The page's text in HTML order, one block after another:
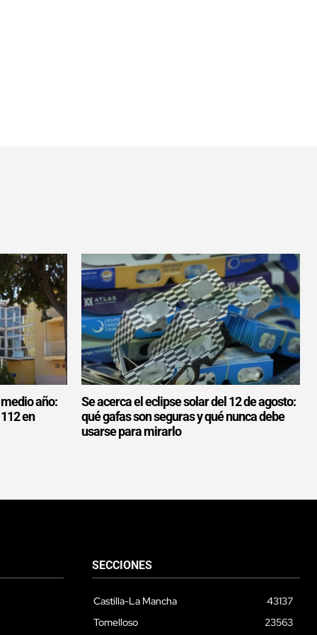
año:
en
Se acerca el eclipse solar del 12 de agosto:
qué gafas son seguras y qué nunca debe
usarse para mirarlo
SECCIONES
Castilla-La Mancha
43137
Tomelloso
23563